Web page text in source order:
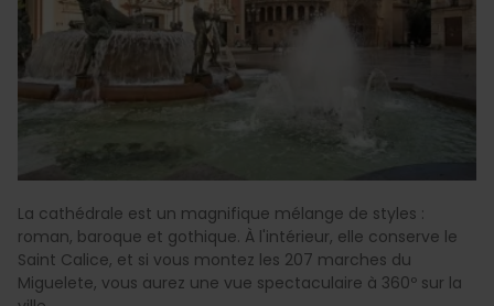
La cathédrale est un magnifique mélange de styles :
roman, baroque et gothique. À l'intérieur, elle conserve le
Saint Calice, et si vous montez les 207 marches du
Miguelete, vous aurez une vue spectaculaire à 360º sur la